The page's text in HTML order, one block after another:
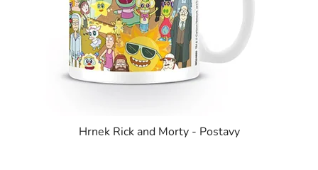
Hrnek Rick and Morty - Postavy